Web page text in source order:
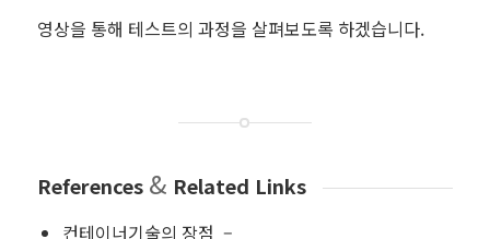
영상을 통해 테스트의 과정을 살펴보도록 하겠습니다.
References & Related Links
컨테이너기술의 장점 –